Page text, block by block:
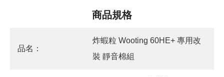
商品規格
品名：
炸蝦粒 Wooting 60HE+ 專用改
裝 靜音棉組